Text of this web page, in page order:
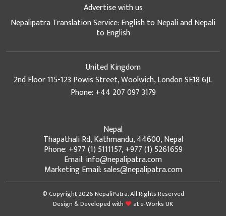
Advertise with us
Nepalipatra Translation Service: English to Nepali and Nepali
to English
United Kingdom
2nd Floor 115-123 Powis Street, Woolwich, London SE18 6JL
Phone: +44 207 097 3179
Nepal
Thapathali Rd, Kathmandu, 44600, Nepal
Phone: +977 (1) 5111157, +977 (1) 5261659
Email: info@nepalipatra.com
Marketing Email: sales@nepalipatra.com
© Copyright 2026 NepaliPatra. All Rights Reserved
Design & Developed with
ate-Works UK